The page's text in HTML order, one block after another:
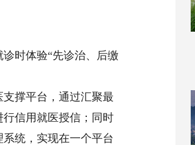
时体验“先诊治、后缴
撑平台，通过汇聚最
信用就医授信；同时
统，实现在一个平台